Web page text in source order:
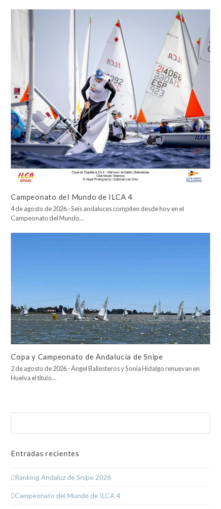
Campeonato del Mundo de ILCA 4
4 de agosto de 2026.- Seis andaluces compiten desde hoy en el
Campeonato del Mundo…
Copa y Campeonato de Andalucía de Snipe
2 de agosto de 2026.- Ángel Ballesteros y Sonia Hidalgo renuevan en
Huelva el título…
Entradas recientes
Ranking Andaluz de Snipe 2026
Campeonato del Mundo de ILCA 4